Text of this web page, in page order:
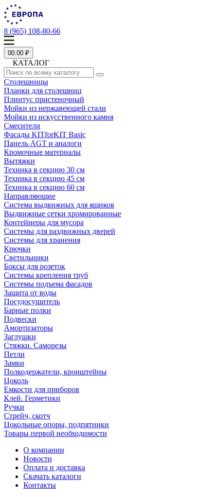
8 (965) 108-80-66
00.00 ₽
КАТАЛОГ
Столешницы
Планки для столешниц
Плинтус пристеночный
Мойки из нержавеющей стали
Мойки из искусственного камня
Смесители
Фасады KITforKIT Basic
Панель AGT и аналоги
Кромочные материалы
Вытяжки
Техника в секцию 30 см
Техника в секцию 45 см
Техника в секцию 60 см
Направляющие
Система выдвижных для ящиков
Выдвижные сетки хромированные
Контейнеры для мусора
Системы для раздвижных дверей
Системы для хранения
Крючки
Светильники
Боксы для розеток
Системы крепления труб
Системы подъема фасадов
Защита от воды
Посудосушитель
Барные полки
Подвески
Амортизаторы
Заглушки
Стяжки. Саморезы
Петли
Замки
Полкодержатели, кронштейны
Цоколь
Емкости для приборов
Клей. Герметики
Ручки
Стрейч, скотч
Цокольные опоры, подпятники
Товары первой необходимости
О компании
Новости
Оплата и доставка
Скачать каталоги
Контакты